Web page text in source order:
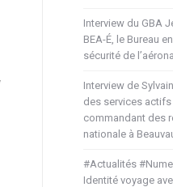
Interview du GBA
BEA-É, le Bureau
sécurité de
Interview de
des services actifs
commandant des
nationale à
#Actualités
Identité voyage